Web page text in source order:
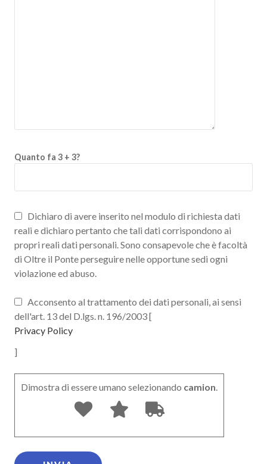
Quanto fa 3 + 3?
Dichiaro di avere inserito nel modulo di richiesta dati
reali e dichiaro pertanto che tali dati corrispondono ai
propri reali dati personali. Sono consapevole che è facoltà
di Oltre il Ponte perseguire nelle opportune sedi ogni
violazione ed abuso.
Acconsento al trattamento dei dati personali, ai sensi
dell'art. 13 del D.lgs. n. 196/2003 [
Privacy Policy
]
Dimostra di essere umano selezionando camion.